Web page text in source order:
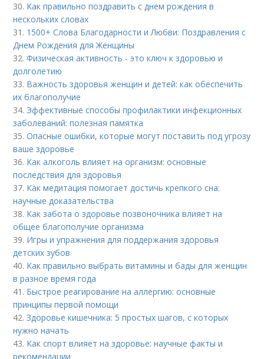
30. Как правильно поздравить с днем рождения в
нескольких словах
31. 1500+ Слова Благодарности и Любви: Поздравления с
Днем Рождения для Женщины
32.Физическая активность - это ключ к здоровью и
долголетию
33. Важность здоровья женщин и детей: как обеспечить
их благополучие
34. Эффективные способы профилактики инфекционных
заболеваний: полезная памятка
35.Опасные ошибки, которые могут поставить под угрозу
ваше здоровье
36. Как алкоголь влияет на организм: основные
последствия для здоровья
37. Как медитация помогает достичь крепкого сна:
научные доказательства
38. Как забота о здоровье позвоночника влияет на
общее благополучие организма
39. Игры и упражнения для поддержания здоровья
детских зубов
40. Как правильно выбрать витамины и бады для женщин
в разное время года
41. Быстрое реагирование на аллергию: основные
принципы первой помощи
42.Здоровье кишечника: 5 простых шагов, с которых
нужно начать
43. Как спорт влияет на здоровье: научные факты и
рекомендации